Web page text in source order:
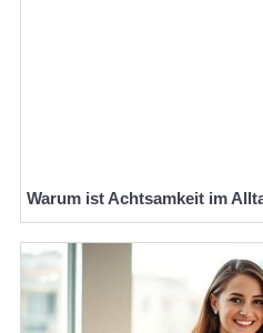
Warum ist Achtsamkeit im